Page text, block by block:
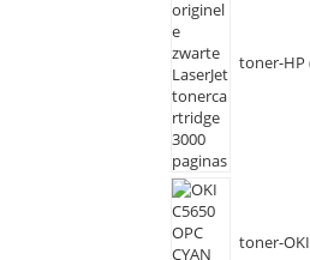
toner-HP
toner-OKI